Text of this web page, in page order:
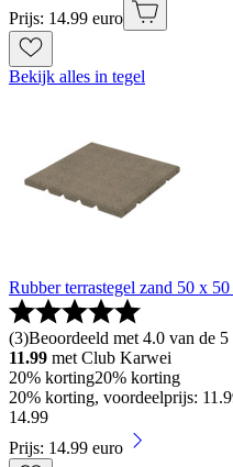
Prijs: 14.99 euro
Bekijk alles in tegel
Rubber terrastegel zand 50 x
(3)Beoordeeld met 4.0 van de
11.99 met Club Karwei
20% korting20% korting
20% korting, voordeelprijs:
14.99
Prijs: 14.99 euro